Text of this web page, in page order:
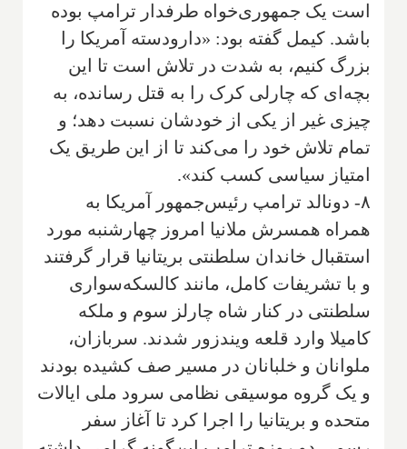
است یک جمهوری‌خواه طرفدار ترامپ بوده
باشد. کیمل گفته بود: «دارودسته آمریکا را
بزرگ کنیم، به شدت در تلاش است تا این
بچه‌ای که چارلی کرک را به قتل رسانده، به
چیزی غیر از یکی از خودشان نسبت دهد؛ و
تمام تلاش خود را می‌کند تا از این طریق یک
امتیاز سیاسی کسب کند».
۸- دونالد ترامپ رئیس‌جمهور آمریکا به
همراه همسرش ملانیا امروز چهارشنبه مورد
استقبال خاندان سلطنتی بریتانیا قرار گرفتند
و با تشریفات کامل، مانند کالسکه‌سواری
سلطنتی در کنار شاه چارلز سوم و ملکه
کامیلا وارد قلعه ویندزور شدند. سربازان،
ملوانان و خلبانان در مسیر صف کشیده بودند
و یک گروه موسیقی نظامی سرود ملی ایالات
متحده و بریتانیا را اجرا کرد تا آغاز سفر